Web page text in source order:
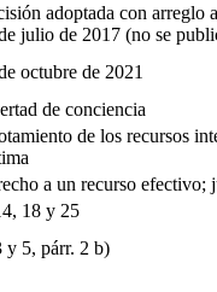
adoptada con arreglo
julio de 2017 (no se
octubre de 2021
de conciencia
de los recursos
a un recurso efectivo;
18 y 25
y 5, párr. 2 b)